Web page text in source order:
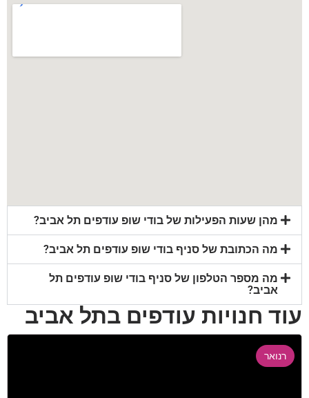
מהן שעות הפעילות של בודי שופ עודפים תל אביב?
מה הכתובת של סניף בודי שופ עודפים תל אביב?
מה מספר הטלפון של סניף בודי שופ עודפים תל
אביב?
עוד חנויות עודפים בתל אביב
רנואר